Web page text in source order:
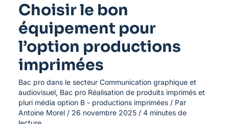
Choisir le bon
équipement pour
l’option productions
imprimées
Bac pro dans le secteur Communication graphique et
audiovisuel, Bac pro Réalisation de produits imprimés et
pluri média option B - productions imprimées/ Par
Antoine Morel / 26 novembre 2025 / 4 minutes de